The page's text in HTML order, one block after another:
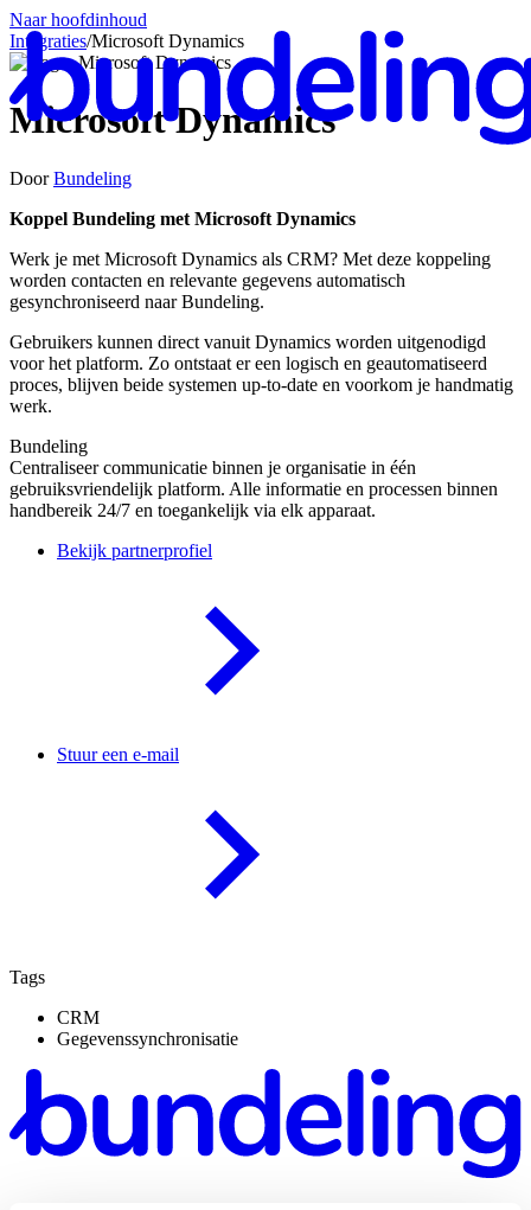
Naar hoofdinhoud
Integraties/Microsoft Dynamics
Microsoft Dynamics
DoorBundeling
Koppel Bundeling met Microsoft Dynamics
Werk je met Microsoft Dynamics als CRM? Met deze koppeling
worden contacten en relevante gegevens automatisch
gesynchroniseerd naar Bundeling.
Gebruikers kunnen direct vanuit Dynamics worden uitgenodigd
voor het platform. Zo ontstaat er een logisch en geautomatiseerd
proces, blijven beide systemen up-to-date en voorkom je handmatig
werk.
Bundeling
Centraliseer communicatie binnen je organisatie in één
gebruiksvriendelijk platform. Alle informatie en processen binnen
handbereik 24/7 en toegankelijk via elk apparaat.
Bekijk partnerprofiel
Stuur een e-mail
Tags
CRM
Gegevenssynchronisatie